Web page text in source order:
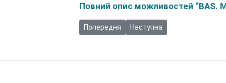
Повний опис можливостей “BAS.
Попередня стаття: Можливе підвищення
Попередня Наступна стаття: ГК «RASK»
Наступна